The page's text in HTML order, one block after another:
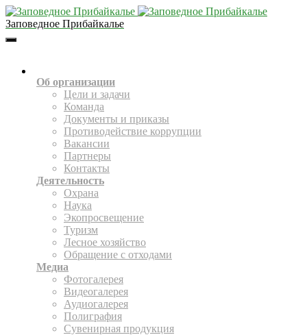
Заповедное Прибайкалье
Toggle
Об организации
Цели и задачи
Команда
Документы и приказы
Противодействие коррупции
Вакансии
Партнеры
Контакты
Деятельность
Охрана
Наука
Экопросвещение
Туризм
Лесное хозяйство
Обращение с отходами
Медиа
Фотогалерея
Видеогалерея
Аудиогалерея
Полиграфия
Сувенирная продукция